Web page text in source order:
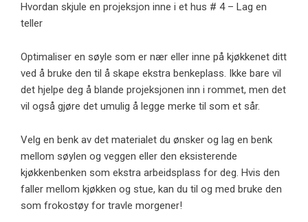
Hvordan skjule en projeksjon inne i et hus # 4 – Lag en
teller
Optimaliser en søyle som er nær eller inne på kjøkkenet ditt
ved å bruke den til å skape ekstra benkeplass. Ikke bare vil
det hjelpe deg å blande projeksjonen inn i rommet, men det
vil også gjøre det umulig å legge merke til som et sår.
Velg en benk av det materialet du ønsker og lag en benk
mellom søylen og veggen eller den eksisterende
kjøkkenbenken som ekstra arbeidsplass for deg. Hvis den
faller mellom kjøkken og stue, kan du til og med bruke den
som frokostøy for travle morgener!